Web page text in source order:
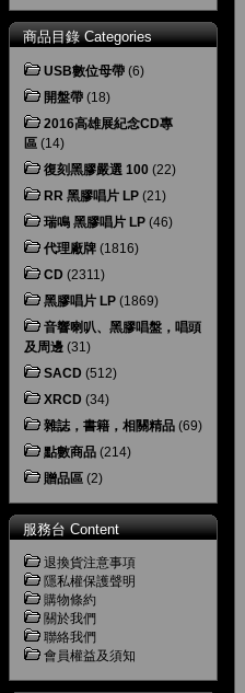
商品目錄 Categories
USB數位母帶 (6)
開盤帶 (18)
2016高雄展紀念CD專
區 (14)
復刻黑膠嚴選 100 (22)
RR 黑膠唱片 LP (21)
瑞鳴 黑膠唱片 LP (46)
代理廠牌 (1816)
CD (2311)
黑膠唱片 LP (1869)
音響喇叭、黑膠唱盤，唱頭
及周邊 (31)
SACD (512)
XRCD (34)
雜誌，書籍，相關精品 (69)
點數商品 (214)
贈品區 (2)
服務台 Content
退換貨注意事項
隱私權保護聲明
購物條約
關於我們
聯絡我們
會員權益及須知